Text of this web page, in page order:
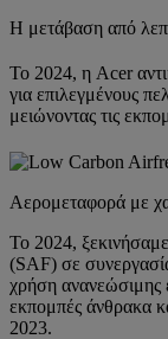
Η μετάβαση από
Το 2024, η Acer
για επιλεγμένους
μειώνοντας τις
Αερομεταφορά με
Το 2024,
(SAF) σε
χρήση ανανεώσιμης
εκπομπές άνθρακα
2023.